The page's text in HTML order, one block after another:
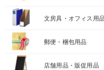
文房具・オフィス用品
郵便・梱包用品
店舗用品・販促用品